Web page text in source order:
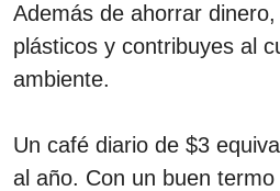
Además de ahorrar
plásticos y contribuyes al
ambiente.
Un café diario de $3
al año. Con un buen